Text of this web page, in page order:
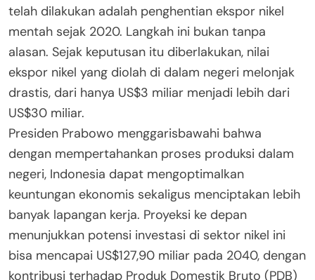
telah dilakukan adalah penghentian ekspor nikel
mentah sejak 2020. Langkah ini bukan tanpa
alasan. Sejak keputusan itu diberlakukan, nilai
ekspor nikel yang diolah di dalam negeri melonjak
drastis, dari hanya US$3 miliar menjadi lebih dari
US$30 miliar.
Presiden Prabowo menggarisbawahi bahwa
dengan mempertahankan proses produksi dalam
negeri, Indonesia dapat mengoptimalkan
keuntungan ekonomis sekaligus menciptakan lebih
banyak lapangan kerja. Proyeksi ke depan
menunjukkan potensi investasi di sektor nikel ini
bisa mencapai US$127,90 miliar pada 2040, dengan
kontribusi terhadap Produk Domestik Bruto (PDB)